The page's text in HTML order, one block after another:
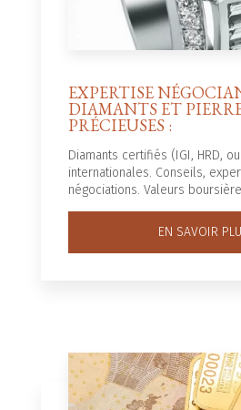
EXPERTISE
DIAMANTS ET
PRÉCIEUSES :
Diamants certifiés (IGI, HRD,
internationales. Conseils,
négociations. Valeurs
EN SAVOIR